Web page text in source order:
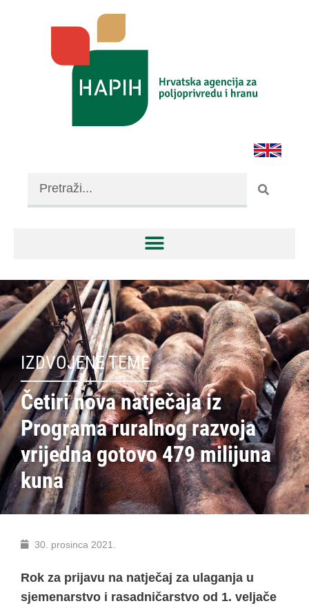
IZDVOJENE TEME
Četiri nova natječaja iz
Programa ruralnog razvoja
vrijedna gotovo 479 milijuna
kuna
30. prosinca 2021.
Rok za prijavu na natječaj za ulaganja u
sjemenarstvo i rasadničarstvo od 1. veljače